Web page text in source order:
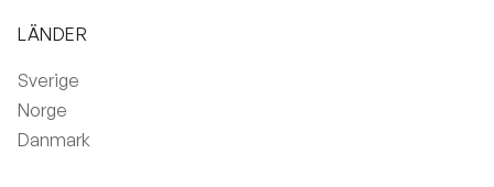
LÄNDER
Sverige
Norge
Danmark